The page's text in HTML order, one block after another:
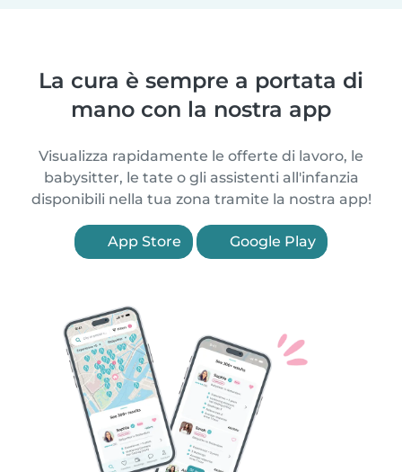
La cura è sempre a portata di
mano con la nostra app
Visualizza rapidamente le offerte di lavoro, le
babysitter, le tate o gli assistenti all'infanzia
disponibili nella tua zona tramite la nostra app!
App Store Google Play